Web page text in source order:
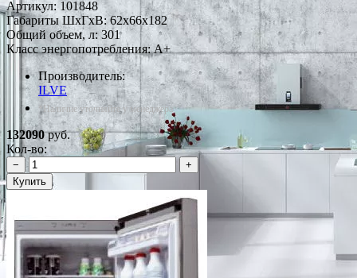
Артикул: 101848
Габариты ШxГxВ: 62x66x182
Общий объем, л: 301
Класс энергопотребления: A+
Производитель:
ILVE
*Наличие уточняйте у менеджера
132090руб.
Кол-во:
−
+
Купить